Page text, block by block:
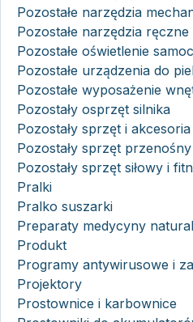
Pozostałe narzędzia
Pozostałe narzędzia ręczne
Pozostałe oświetlenie
Pozostałe urządzenia do
Pozostałe wyposażenie
Pozostały osprzęt silnika
Pozostały sprzęt i
Pozostały sprzęt przenośny
Pozostały sprzęt siłowy i
Pralki
Pralko suszarki
Preparaty medycyny
Produkt
Programy antywirusowe i
Projektory
Prostownice i karbownice